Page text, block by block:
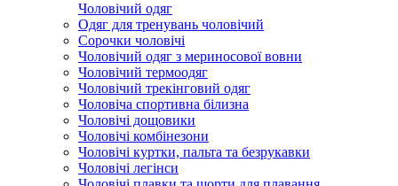
Чоловічий одяг
Одяг для тренувань чоловічий
Сорочки чоловічі
Чоловічий одяг з мериносової вовни
Чоловічий термоодяг
Чоловічий трекінговий одяг
Чоловіча спортивна білизна
Чоловічі дощовики
Чоловічі комбінезони
Чоловічі куртки, пальта та безрукавки
Чоловічі легінси